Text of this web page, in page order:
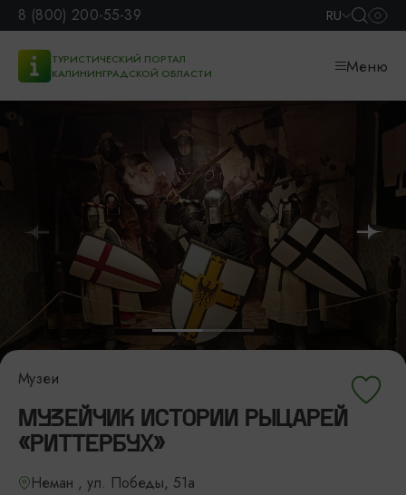
8 (800) 200-55-39 RU
ТУРИСТИЧЕСКИЙ ПОРТАЛ
КАЛИНИНГРАДСКОЙ ОБЛАСТИ
Меню
Музеи
МУЗЕЙЧИК ИСТОРИИ РЫЦАРЕЙ
«РИТТЕРБУХ»
Неман , ул. Победы, 51а